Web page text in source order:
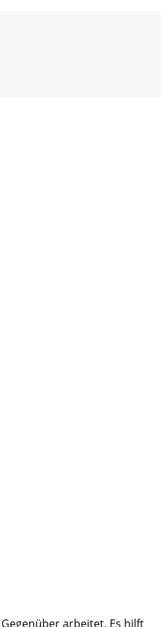
arbeitet. Es hilft